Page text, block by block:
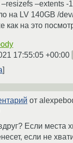
–resizefs –extents -
на LV 140GB /
как на это
17:55:05 +00:00
от
Если места
если не